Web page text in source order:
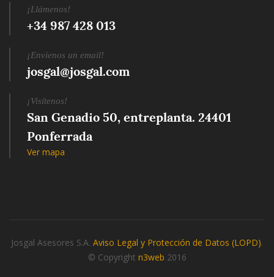
¡Llámenos!
+34 987 428 013
¡Envíenos un email!
josgal@josgal.com
¡Visítenos!
San Genadio 50, entreplanta. 24401
Ponferrada
Ver mapa
Josgal Asesores S.A. Aviso Legal y Protección de Datos (LOPD).
© Copyright n3web 2016